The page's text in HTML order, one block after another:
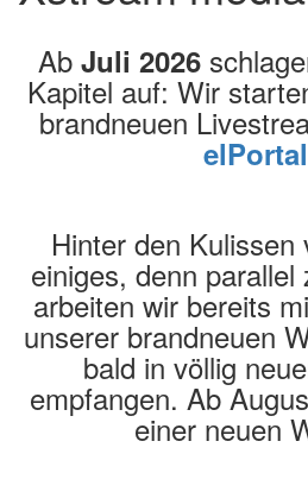
Ab Juli 2026
Kapitel auf: Wir
brandneuen
Hinter den
einiges, denn
arbeiten wir bereits
unserer brandneuen
bald in völlig
empfangen. Ab
einer neuen